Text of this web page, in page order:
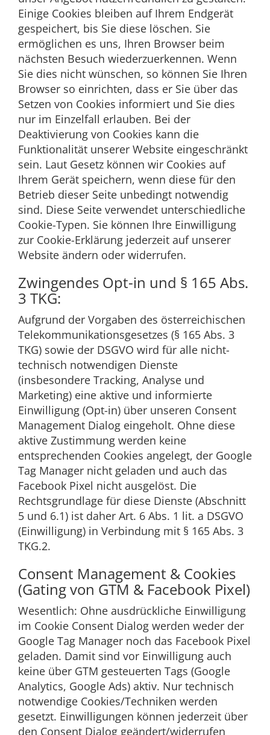
Einige Cookies bleiben auf Ihrem Endgerät
gespeichert, bis Sie diese löschen. Sie
ermöglichen es uns, Ihren Browser beim
nächsten Besuch wiederzuerkennen. Wenn
Sie dies nicht wünschen, so können Sie Ihren
Browser so einrichten, dass er Sie über das
Setzen von Cookies informiert und Sie dies
nur im Einzelfall erlauben. Bei der
Deaktivierung von Cookies kann die
Funktionalität unserer Website eingeschränkt
sein. Laut Gesetz können wir Cookies auf
Ihrem Gerät speichern, wenn diese für den
Betrieb dieser Seite unbedingt notwendig
sind. Diese Seite verwendet unterschiedliche
Cookie-Typen. Sie können Ihre Einwilligung
zur Cookie-Erklärung jederzeit auf unserer
Website ändern oder widerrufen.
Zwingendes Opt-in und § 165 Abs.
3 TKG:
Aufgrund der Vorgaben des österreichischen
Telekommunikationsgesetzes (§ 165 Abs. 3
TKG) sowie der DSGVO wird für alle nicht-
technisch notwendigen Dienste
(insbesondere Tracking, Analyse und
Marketing) eine aktive und informierte
Einwilligung (Opt-in) über unseren Consent
Management Dialog eingeholt. Ohne diese
aktive Zustimmung werden keine
entsprechenden Cookies angelegt, der Google
Tag Manager nicht geladen und auch das
Facebook Pixel nicht ausgelöst. Die
Rechtsgrundlage für diese Dienste (Abschnitt
5 und 6.1) ist daher Art. 6 Abs. 1 lit. a DSGVO
(Einwilligung) in Verbindung mit § 165 Abs. 3
TKG.2.
Consent Management & Cookies
(Gating von GTM & Facebook Pixel)
Wesentlich: Ohne ausdrückliche Einwilligung
im Cookie Consent Dialog werden weder der
Google Tag Manager noch das Facebook Pixel
geladen. Damit sind vor Einwilligung auch
keine über GTM gesteuerten Tags (Google
Analytics, Google Ads) aktiv. Nur technisch
notwendige Cookies/Techniken werden
gesetzt. Einwilligungen können jederzeit über
den Consent Dialog geändert/widerrufen